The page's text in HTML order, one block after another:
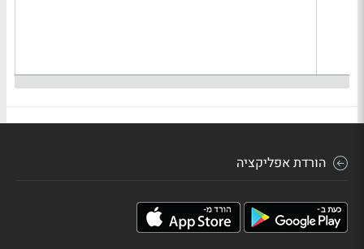
הורדת אפליקציה